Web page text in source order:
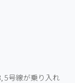
5号線が乗り入れ